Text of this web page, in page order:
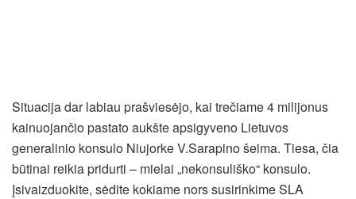
Situacija dar labiau prašviesėjo, kai trečiame 4 milijonus
kainuojančio pastato aukšte apsigyveno Lietuvos
generalinio konsulo Niujorke V.Sarapino šeima. Tiesa, čia
būtinai reikia pridurti – mielai „nekonsuliško“ konsulo.
Įsivaizduokite, sėdite kokiame nors susirinkime SLA